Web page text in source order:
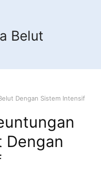
Belut
Dengan Sistem Intensif
Dengan